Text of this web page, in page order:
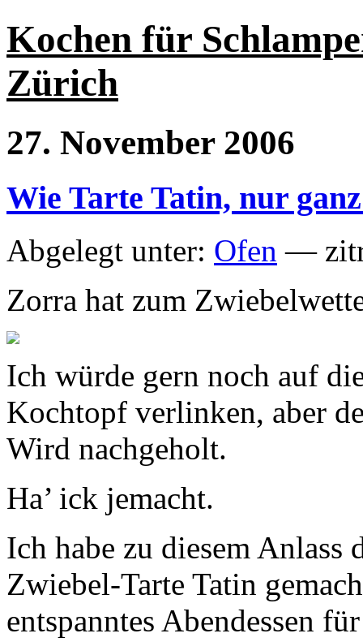
Kochen für
Zürich
27. November 2006
Wie Tarte Tatin, nur
Abgelegt unter: Ofen —
Zorra hat zum
Ich würde gern noch auf
Kochtopf verlinken, aber
Wird nachgeholt.
Ha’ ick jemacht.
Ich habe zu diesem Anlass
Zwiebel-Tarte Tatin
entspanntes Abendessen